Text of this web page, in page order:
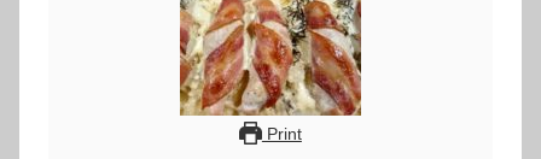
m
i
n
Print